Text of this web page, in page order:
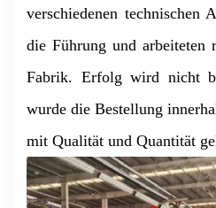
verschiedenen technischen
die Führung und
Fabrik. Erfolg wird nicht
wurde die Bestellung
mit Qualität und Quantität